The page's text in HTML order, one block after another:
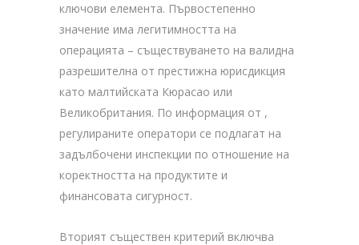
ключови елемента. Първостепенно
значение има легитимността на
операцията – съществуването на валидна
разрешителна от престижна юрисдикция
като малтийската Кюрасао или
Великобритания. По информация от ,
регулираните оператори се подлагат на
задълбочени инспекции по отношение на
коректността на продуктите и
финансовата сигурност.
Вторият съществен критерий включва